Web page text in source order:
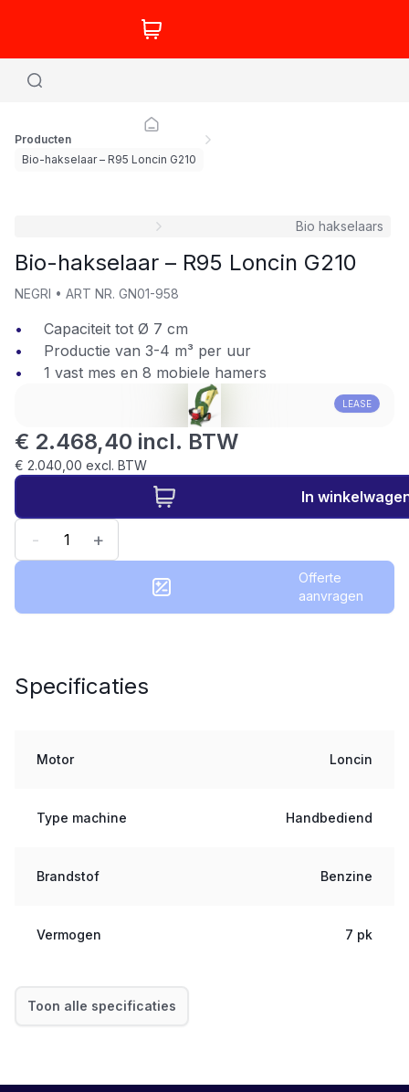
Producten
Bio-hakselaar – R95 Loncin G210
LEASE
Bio hakselaars
Bio-hakselaar – R95 Loncin G210
NEGRI • ART NR. GN01-958
Capaciteit tot Ø 7 cm
Productie van 3-4 m³ per uur
1 vast mes en 8 mobiele hamers
€ 2.468,40 incl. BTW
€ 2.040,00 excl. BTW
In
- +
Offerte
aanvragen
Specificaties
Motor Loncin
Type machine Handbediend
Brandstof Benzine
Vermogen 7 pk
Toon alle specificaties